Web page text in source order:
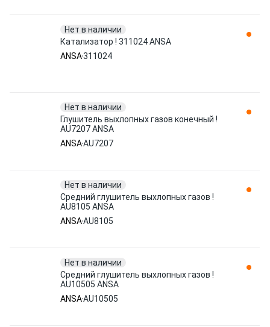
Нет в наличии
Катализатор ! 311024 ANSA
ANSA311024
Нет в наличии
Глушитель выхлопных газов конечный !
AU7207 ANSA
ANSAAU7207
Нет в наличии
Средний глушитель выхлопных газов !
AU8105 ANSA
ANSAAU8105
Нет в наличии
Средний глушитель выхлопных газов !
AU10505 ANSA
ANSAAU10505